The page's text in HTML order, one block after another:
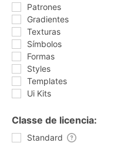
Patrones
Gradientes
Texturas
Símbolos
Formas
Styles
Templates
Ui Kits
Classe de licencia:
Standard